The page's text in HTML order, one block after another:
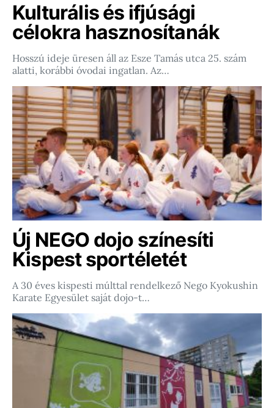
Kulturális és ifjúsági
célokra hasznosítanák
Hosszú ideje üresen áll az Esze Tamás utca 25. szám
alatti, korábbi óvodai ingatlan. Az…
Új NEGO dojo színesíti
Kispest sportéletét
A 30 éves kispesti múlttal rendelkező Nego Kyokushin
Karate Egyesület saját dojo-t…